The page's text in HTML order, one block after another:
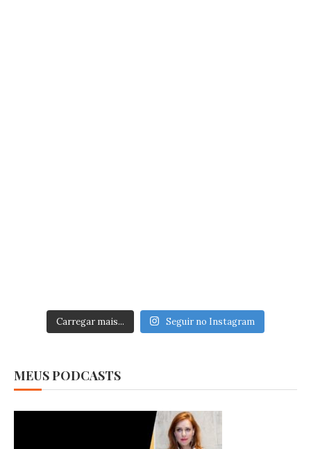
Carregar mais... Seguir no Instagram
MEUS PODCASTS